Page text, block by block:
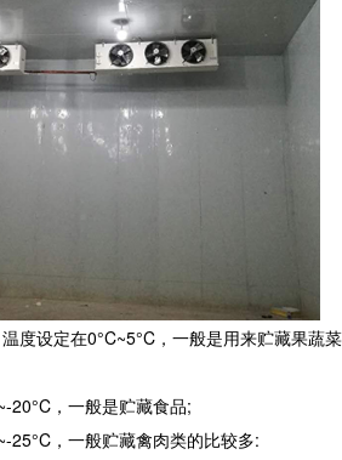
度设定在0°C~5°C ，一般是用来贮藏果蔬菜
20°C ，一般是贮藏食品;
25°C ，一般贮藏禽肉类的比较多: